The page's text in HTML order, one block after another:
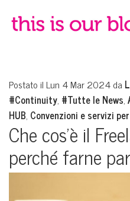
Postato il Lun 4 Mar 2024 da
#Continuity, #Tutte le News,
HUB, Convenzioni e servizi
Che cos’è il
perché farne